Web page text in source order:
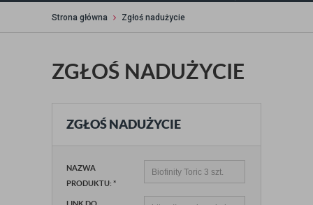
Strona główna Zgłoś nadużycie
ZGŁOŚ NADUŻYCIE
ZGŁOŚ NADUŻYCIE
NAZWA
PRODUKTU: *